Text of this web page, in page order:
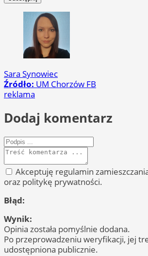
Sara Synowiec
Źródło: UM Chorzów FB
reklama
Dodaj komentarz
Akceptuję regulamin
oraz politykę prywatności.
Błąd:
Wynik:
Opinia została pomyślnie dodana.
Po przeprowadzeniu weryfikacji, jej
udostępniona publicznie.